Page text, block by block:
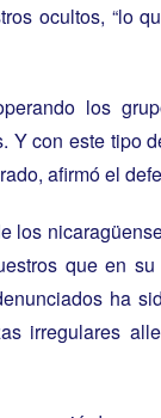
ocultos, “lo
los
Y con este tipo
afirmó el
los
que en
ha
irregulares